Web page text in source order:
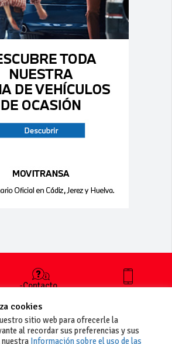
-Contacto
publicar un
anuncio
-Vende+
+34 627 35
cookies
sitio web para ofrecerle la
al recordar sus preferencias y sus
Información sobre el uso de las